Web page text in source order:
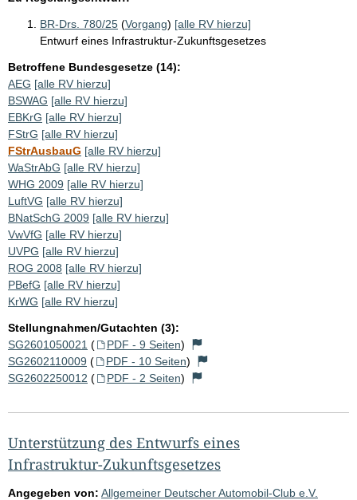
BR-Drs. 780/25 (Vorgang) [alle RV hierzu]
Entwurf eines Infrastruktur-Zukunftsgesetzes
Betroffene Bundesgesetze (14):
AEG [alle RV hierzu]
BSWAG [alle RV hierzu]
EBKrG [alle RV hierzu]
FStrG [alle RV hierzu]
FStrAusbauG [alle RV hierzu]
WaStrAbG [alle RV hierzu]
WHG 2009 [alle RV hierzu]
LuftVG [alle RV hierzu]
BNatSchG 2009 [alle RV hierzu]
VwVfG [alle RV hierzu]
UVPG [alle RV hierzu]
ROG 2008 [alle RV hierzu]
PBefG [alle RV hierzu]
KrWG [alle RV hierzu]
Stellungnahmen/Gutachten (3):
SG2601050021 ( PDF - 9 Seiten)
SG2602110009 ( PDF - 10 Seiten)
SG2602250012 ( PDF - 2 Seiten)
Unterstützung des Entwurfs eines
Infrastruktur-Zukunftsgesetzes
Angegeben von: Allgemeiner Deutscher Automobil-Club e.V.